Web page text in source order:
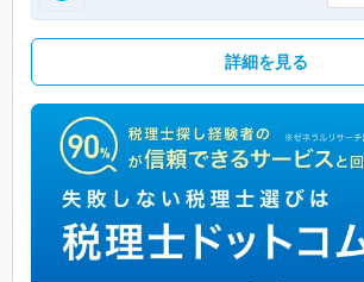
詳細を見る